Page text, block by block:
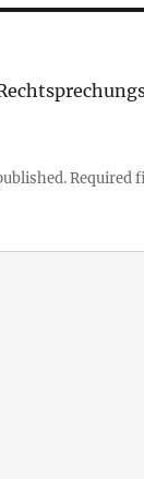
Required